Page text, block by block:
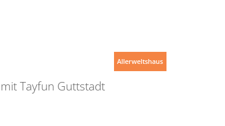
Tayfun Guttstadt
Allerweltshaus